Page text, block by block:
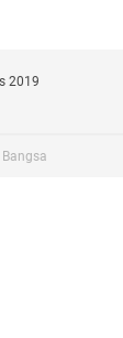
2019
Bangsa